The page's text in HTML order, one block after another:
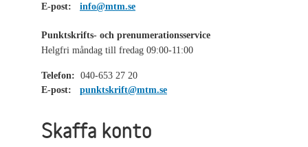
E-post:
info@mtm.se
Punktskrifts- och prenumerationsservice
Helgfri måndag till fredag 09:00-11:00
Telefon: 040-653 27 20
E-post:
punktskrift@mtm.se
Skaffa konto